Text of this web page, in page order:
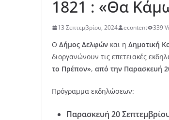
1821 : «Θα
13 Σεπτεμβρίου, 2024 econtent 339
Ο Δήμος Δελφών και η Δημοτική
διοργανώνουν τις επετειακές
το Πρέπον», από την Παρασκευή
Πρόγραμμα εκδηλώσεων:
Παρασκευή 20